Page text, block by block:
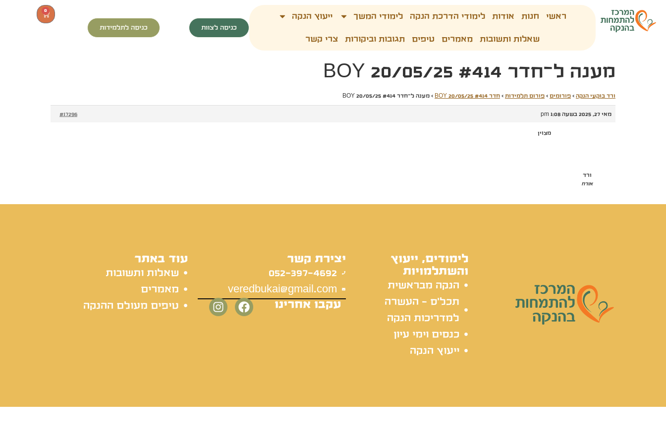
ראשי חנות אודות לימודי הדרכת הנקה לימודי המשך ייעוץ הנקה
שאלות ותשובות מאמרים טיפים תגובות וביקורות צרי קשר
כניסה לצוות כניסה לתלמידות
0
מענה ל־חדר #414 20/05/25 BOY
ורד בוקעי הנקה › פורומים › פורום תלמידות › חדר #414 20/05/25 BOY › מענה ל־חדר #414 20/05/25 BOY
מאי 27, 2025 בשעה 1:08 pm #17296
ורד
אורח
מצוין
לימודים, ייעוץ
והשתלמויות
הנקה מבראשית
תכל'ס - העשרה
למדריכות הנקה
כנסים וימי עיון
ייעוץ הנקה
יצירת קשר
052-397-4692
veredbukai@gmail.com
עקבו אחרינו
עוד באתר
שאלות ותשובות
מאמרים
טיפים מעולם ההנקה